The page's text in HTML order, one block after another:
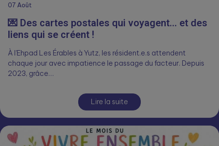
07 Août
💌 Des cartes postales qui voyagent… et des
liens qui se créent !
À l’Ehpad Les Érables à Yutz, les résident.e.s attendent
chaque jour avec impatience le passage du facteur. Depuis
2023, grâce…
Lire la suite